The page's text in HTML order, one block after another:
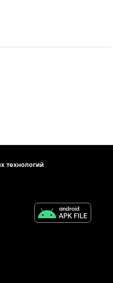
технологий